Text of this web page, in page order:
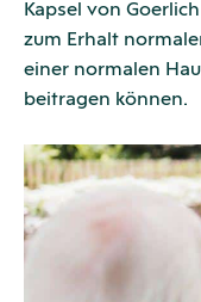
Kapsel von
zum Erhalt
einer normalen
beitragen können.